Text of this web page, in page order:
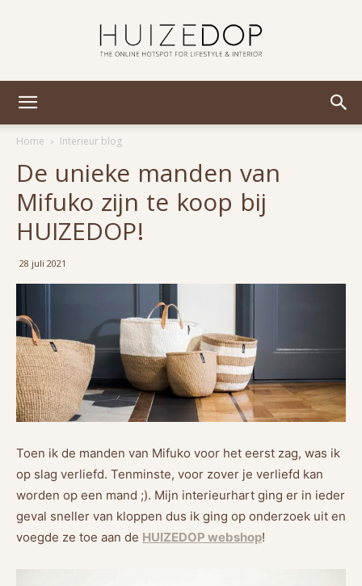
Home
Interieur blog
De unieke manden van
Mifuko zijn te koop bij
HUIZEDOP!
28 juli 2021
Toen ik de manden van Mifuko voor het eerst zag, was ik
op slag verliefd. Tenminste, voor zover je verliefd kan
worden op een mand ;). Mijn interieurhart ging er in ieder
geval sneller van kloppen dus ik ging op onderzoek uit en
voegde ze toe aan de HUIZEDOP webshop!